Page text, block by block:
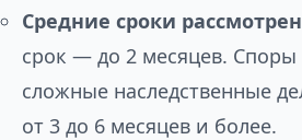
Средние сроки
срок — до 2 месяцев. Споры
сложные наследственные
от 3 до 6 месяцев и более.